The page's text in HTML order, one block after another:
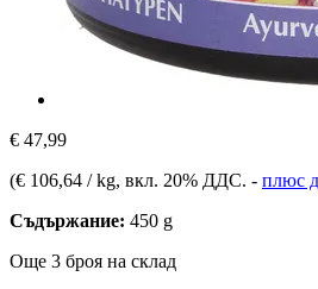
€ 47,99
(€ 106,64 / kg, вкл. 20% ДДС. - плюс
Съдържание: 450 g
Още 3 броя на склад